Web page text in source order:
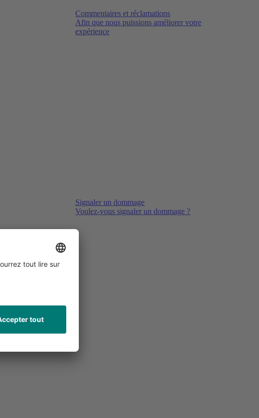
Commentaires et réclamations
Afin que nous puissions améliorer votre
expérience
Signaler un dommage
Voulez-vous signaler un dommage ?